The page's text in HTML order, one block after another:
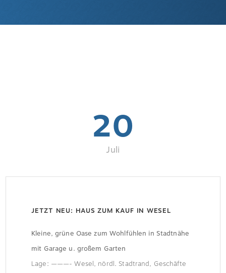
20
Juli
JETZT NEU: HAUS ZUM KAUF IN WESEL
Kleine, grüne Oase zum Wohlfühlen in Stadtnähe
mit Garage u. großem Garten
Lage: ———- Wesel, nördl. Stadtrand, Geschäfte